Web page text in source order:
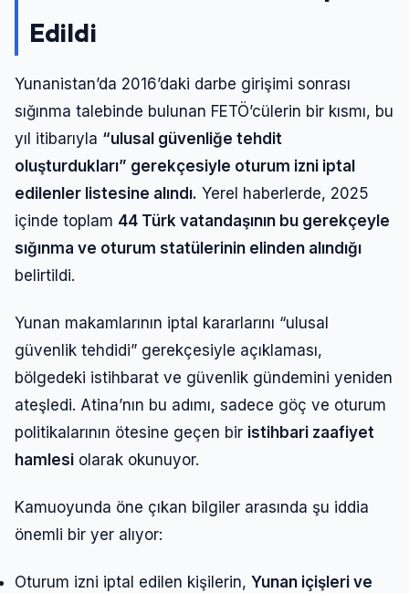
Edildi
Yunanistan’da 2016’daki darbe girişimi sonrası
sığınma talebinde bulunan FETÖ’cülerin bir kısmı, bu
yıl itibarıyla “ulusal güvenliğe tehdit
oluşturdukları” gerekçesiyle oturum izni iptal
edilenler listesine alındı. Yerel haberlerde, 2025
içinde toplam 44 Türk vatandaşının bu gerekçeyle
sığınma ve oturum statülerinin elinden alındığı
belirtildi.
Yunan makamlarının iptal kararlarını “ulusal
güvenlik tehdidi” gerekçesiyle açıklaması,
bölgedeki istihbarat ve güvenlik gündemini yeniden
ateşledi. Atina’nın bu adımı, sadece göç ve oturum
politikalarının ötesine geçen bir istihbari zaafiyet
hamlesi olarak okunuyor.
Kamuoyunda öne çıkan bilgiler arasında şu iddia
önemli bir yer alıyor:
Oturum izni iptal edilen kişilerin, Yunan içişleri ve